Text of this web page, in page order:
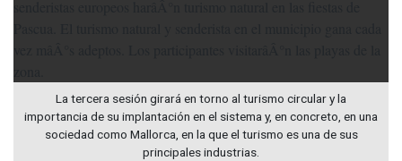
La tercera sesión girará en torno al turismo circular y la
importancia de su implantación en el sistema y, en concreto, en una
sociedad como Mallorca, en la que el turismo es una de sus
principales industrias.